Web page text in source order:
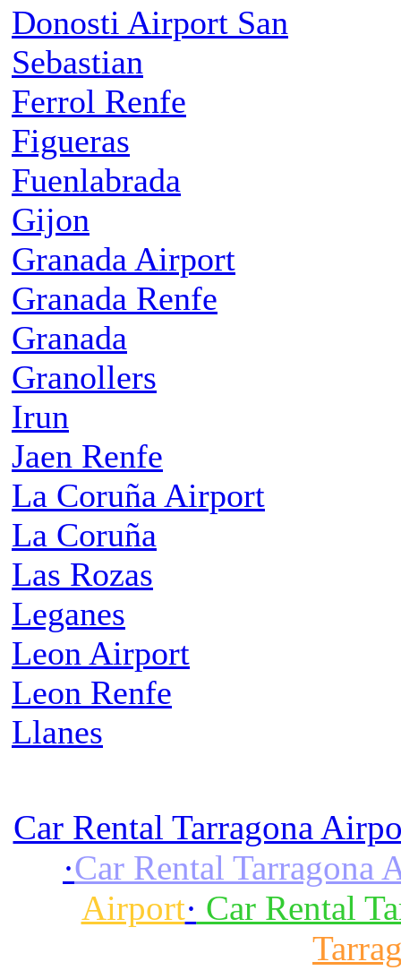
Donosti Airport San
Sebastian
Ferrol Renfe
Figueras
Fuenlabrada
Gijon
Granada Airport
Granada Renfe
Granada
Granollers
Irun
Jaen Renfe
La Coruña Airport
La Coruña
Las Rozas
Leganes
Leon Airport
Leon Renfe
Llanes
Car Rental Tarragona
·Car Rental Tarragona
Airport· Car Rental